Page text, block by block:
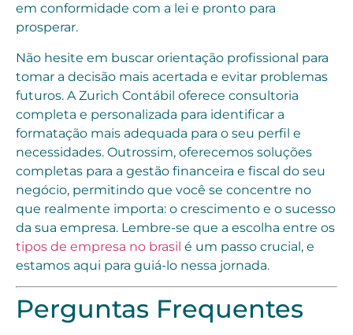
em conformidade com a lei e pronto para
prosperar.
Não hesite em buscar orientação profissional para
tomar a decisão mais acertada e evitar problemas
futuros. A Zurich Contábil oferece consultoria
completa e personalizada para identificar a
formatação mais adequada para o seu perfil e
necessidades. Outrossim, oferecemos soluções
completas para a gestão financeira e fiscal do seu
negócio, permitindo que você se concentre no
que realmente importa: o crescimento e o sucesso
da sua empresa. Lembre-se que a escolha entre os
tipos de empresa no brasil é um passo crucial, e
estamos aqui para guiá-lo nessa jornada.
Perguntas Frequentes